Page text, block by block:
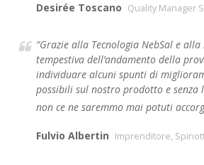
Desirée Toscano Quality Manager
“Grazie alla Tecnologia NebSal e alla
tempestiva dell’andamento della
individuare alcuni spunti di
possibili sul nostro prodotto e senza
non ce ne saremmo mai potuti
Fulvio Albertin Imprenditore,